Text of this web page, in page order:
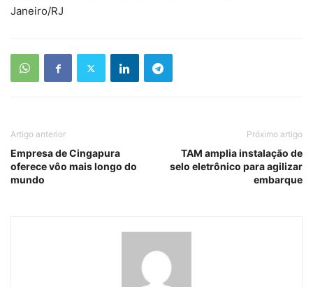
Janeiro/RJ
Artigo anterior
Empresa de Cingapura
oferece vôo mais longo do
mundo
Próximo artigo
TAM amplia instalação de
selo eletrônico para agilizar
embarque